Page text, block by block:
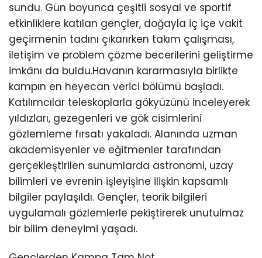
sundu. Gün boyunca çeşitli sosyal ve sportif
etkinliklere katılan gençler, doğayla iç içe vakit
geçirmenin tadını çıkarırken takım çalışması,
iletişim ve problem çözme becerilerini geliştirme
imkânı da buldu.Havanın kararmasıyla birlikte
kampın en heyecan verici bölümü başladı.
Katılımcılar teleskoplarla gökyüzünü inceleyerek
yıldızları, gezegenleri ve gök cisimlerini
gözlemleme fırsatı yakaladı. Alanında uzman
akademisyenler ve eğitmenler tarafından
gerçekleştirilen sunumlarda astronomi, uzay
bilimleri ve evrenin işleyişine ilişkin kapsamlı
bilgiler paylaşıldı. Gençler, teorik bilgileri
uygulamalı gözlemlerle pekiştirerek unutulmaz
bir bilim deneyimi yaşadı.